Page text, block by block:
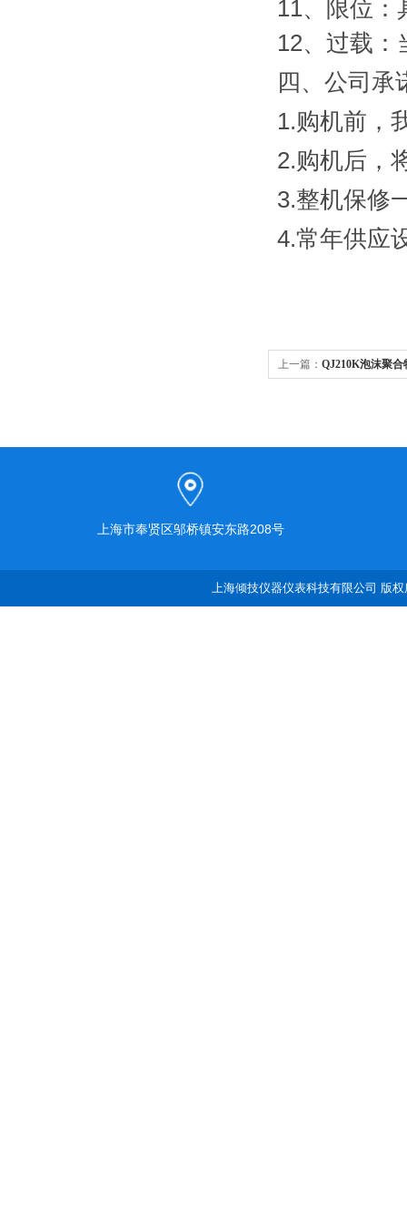
11、限位：
12、过载：
四、公司承
1.购机前，
2.购机后，
3.整机保修
4.常年供应
上一篇： QJ210K泡沫聚
上海市奉贤区邬桥镇安东路208号
上海倾技仪器仪表科技有限公司 版